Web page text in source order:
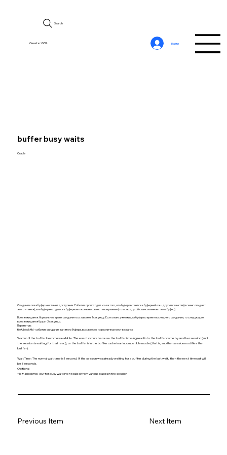
CerebroSQL
Search
Войти
buffer busy waits
Oracle
Ожидание пока буфер не станет доступным. Событие происходит из-за того, что буфер читается в буферный кэш другим сеансом (и сеанс ожидает
этого чтения), или буфер находится в буферном кэше в несовместимом режиме (то есть, другой сеанс изменяет этот буфер).
Время ожидания: Нормальное время ожидания составляет 1 секунду. Если сеанс уже ожидал буфер во время последнего ожидания, то следующее
время ожидания будет 3 секунды.
Параметры:
file#, block#Id - событие ожидания занятого буфера, вызываемое из различных мест в сеансе
Wait until the buffer becomes available. The event occurs because the buffer is being read into the buffer cache by another session (and
the session is waiting for that read), or the buffer is in the buffer cache in an incompatible mode (that is, another session modifies the
buffer).
Wait Time: The normal wait time is 1 second. If the session was already waiting for a buffer during the last wait, then the next timeout will
be 3 seconds.
Options:
file#, block#Id - buffer busy wait event called from various places in the session
Previous Item Next Item